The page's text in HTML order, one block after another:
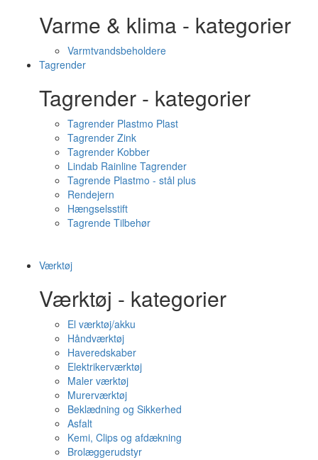
Varme & klima - kategorier
Varmtvandsbeholdere
Tagrender
Tagrender - kategorier
Tagrender Plastmo Plast
Tagrender Zink
Tagrender Kobber
Lindab Rainline Tagrender
Tagrende Plastmo - stål plus
Rendejern
Hængselsstift
Tagrende Tilbehør
Værktøj
Værktøj - kategorier
El værktøj/akku
Håndværktøj
Haveredskaber
Elektrikerværktøj
Maler værktøj
Murerværktøj
Beklædning og Sikkerhed
Asfalt
Kemi, Clips og afdækning
Brolæggerudstyr